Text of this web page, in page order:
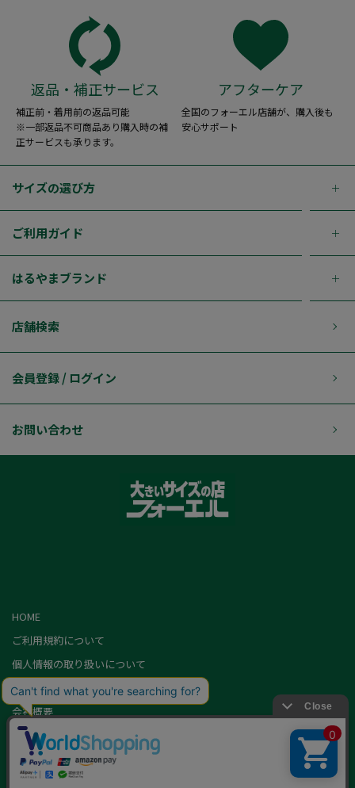
返品・補正サービス
補正前・着用前の返品可能
※一部返品不可商品あり購入時の補
正サービスも承ります。
アフターケア
全国のフォーエル店舗が、購入後も
安心サポート
サイズの選び方
ご利用ガイド
はるやまブランド
店舗検索
会員登録 / ログイン
お問い合わせ
HOME
ご利用規約について
個人情報の取り扱いについて
特定商取引に基づく表記
会社概要
カード会員（情報変更/ポイント照会）
お問い合わせ